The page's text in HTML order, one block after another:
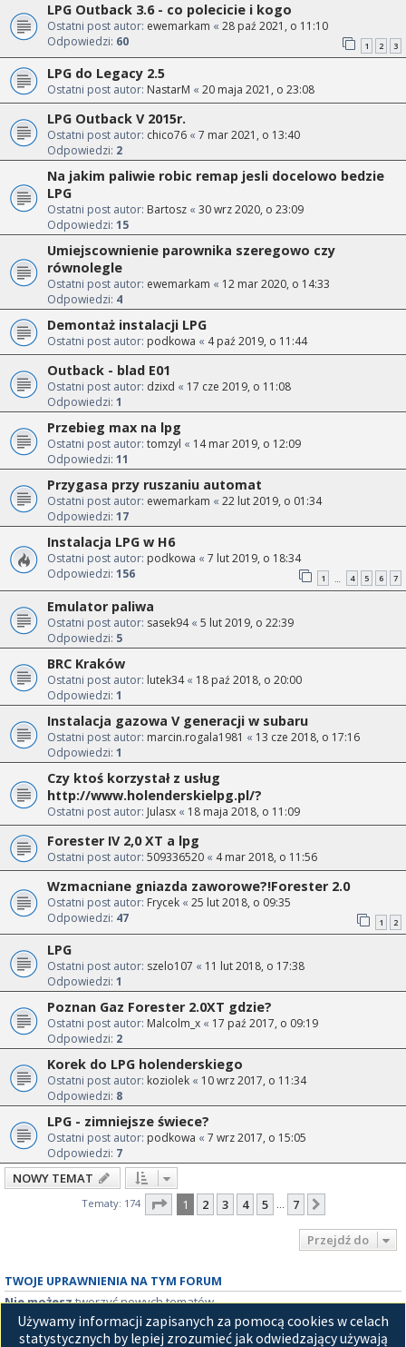
LPG Outback 3.6 - co polecicie i kogo
Ostatni post autor: ewemarkam « 28 paź 2021, o 11:10
Odpowiedzi: 60 1 2 3
LPG do Legacy 2.5
Ostatni post autor: NastarM « 20 maja 2021, o 23:08
LPG Outback V 2015r.
Ostatni post autor: chico76 « 7 mar 2021, o 13:40
Odpowiedzi: 2
Na jakim paliwie robic remap jesli docelowo bedzie
LPG
Ostatni post autor: Bartosz « 30 wrz 2020, o 23:09
Odpowiedzi: 15
Umiejscownienie parownika szeregowo czy
równolegle
Ostatni post autor: ewemarkam « 12 mar 2020, o 14:33
Odpowiedzi: 4
Demontaż instalacji LPG
Ostatni post autor: podkowa « 4 paź 2019, o 11:44
Outback - blad E01
Ostatni post autor: dzixd « 17 cze 2019, o 11:08
Odpowiedzi: 1
Przebieg max na lpg
Ostatni post autor: tomzyl « 14 mar 2019, o 12:09
Odpowiedzi: 11
Przygasa przy ruszaniu automat
Ostatni post autor: ewemarkam « 22 lut 2019, o 01:34
Odpowiedzi: 17
Instalacja LPG w H6
Ostatni post autor: podkowa « 7 lut 2019, o 18:34
Odpowiedzi: 156 1 … 4 5 6 7
Emulator paliwa
Ostatni post autor: sasek94« 5 lut 2019, o 22:39
Odpowiedzi: 5
BRC Kraków
Ostatni post autor: lutek34« 18 paź 2018, o 20:00
Odpowiedzi: 1
Instalacja gazowa V generacji w subaru
Ostatni post autor: marcin.rogala1981 « 13 cze 2018, o 17:16
Odpowiedzi: 1
Czy ktoś korzystał z usług
http://www.holenderskielpg.pl/?
Ostatni post autor: Julasx « 18 maja 2018, o 11:09
Forester IV 2,0 XT a lpg
Ostatni post autor: 509336520 « 4 mar 2018, o 11:56
Wzmacniane gniazda zaworowe?!Forester 2.0
Ostatni post autor: Frycek « 25 lut 2018, o 09:35
Odpowiedzi: 47 1 2
LPG
Ostatni post autor: szelo107 « 11 lut 2018, o 17:38
Odpowiedzi: 1
Poznan Gaz Forester 2.0XT gdzie?
Ostatni post autor: Malcolm_x « 17 paź 2017, o 09:19
Odpowiedzi: 2
Korek do LPG holenderskiego
Ostatni post autor: koziolek « 10 wrz 2017, o 11:34
Odpowiedzi: 8
LPG - zimniejsze świece?
Ostatni post autor: podkowa « 7 wrz 2017, o 15:05
Odpowiedzi: 7
NOWY TEMAT
Tematy: 174 Strona z7
1 2 3 4 5 … 7
Przejdź do
TWOJE UPRAWNIENIA NA TYM FORUM
Nie możesztworzyć nowych tematów
Nie możeszodpowiadać w tematach
Nie możeszzmieniać swoich postów
Używamy informacji zapisanych za pomocą cookies w celach
statystycznych by lepiej zrozumieć jak odwiedzający używają